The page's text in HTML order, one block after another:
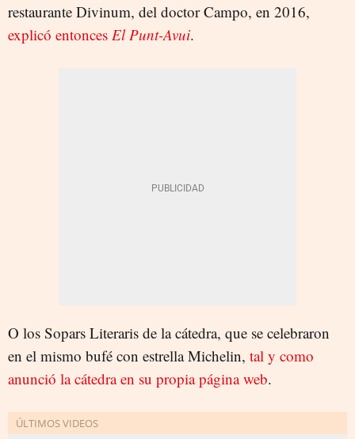
restaurante Divinum, del doctor Campo, en 2016,
explicó entonces El Punt-Avui.
O los Sopars Literaris de la cátedra, que se celebraron
en el mismo bufé con estrella Michelin, tal y como
anunció la cátedra en su propia página web.